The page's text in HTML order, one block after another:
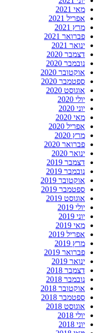
מאי 2021
אפריל 2021
מרץ 2021
פברואר 2021
ינואר 2021
דצמבר 2020
נובמבר 2020
אוקטובר 2020
ספטמבר 2020
אוגוסט 2020
יולי 2020
יוני 2020
מאי 2020
אפריל 2020
מרץ 2020
פברואר 2020
ינואר 2020
דצמבר 2019
נובמבר 2019
אוקטובר 2019
ספטמבר 2019
אוגוסט 2019
יולי 2019
יוני 2019
מאי 2019
אפריל 2019
מרץ 2019
פברואר 2019
ינואר 2019
דצמבר 2018
נובמבר 2018
אוקטובר 2018
ספטמבר 2018
אוגוסט 2018
יולי 2018
יוני 2018